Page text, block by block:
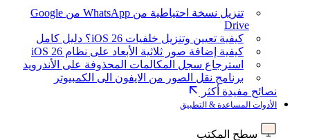
تنزيل نسخة احتياطية من WhatsApp من Google
Drive
كيفية تعيين وتنزيل خلفيات iOS 26؟ دليل كامل
كيفية إضافة صور ثلاثية الأبعاد على نظام iOS 26
استرجاع سجل المكالمات المحذوفة على الأندرويد
برنامج نقل الصور من الايفون الى الكمبيوتر
نصائح مفيدة أكثر
الأدوات المساعدة & التطبيق
سطح المكتب